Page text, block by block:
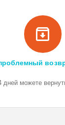
дней можете